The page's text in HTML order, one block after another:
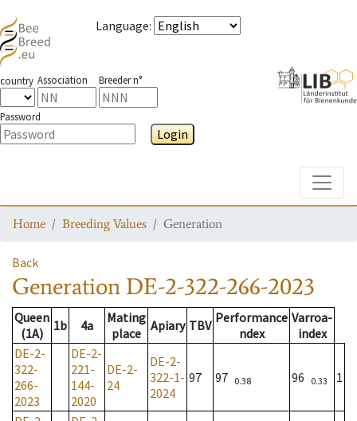
Language:
country Association Breeder n°
Password
Login
Home Breeding Values Generation
Back
Generation DE-2-322-266-2023
Queen
(1A)
1b 4a
Mating
place Apiary TBV Performance
ndex
Varroa-
index
DE-2-
322-
266-
2023
DE-2-
221-
144-
2020
DE-2-
24
DE-2-
322-1-
2024
97 97 0.38 96 0.33 1